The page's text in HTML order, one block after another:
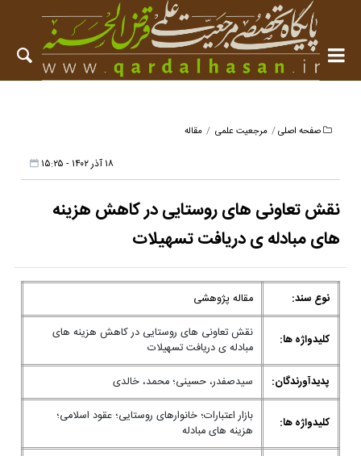
صفحه اصلی مرجعیت علمی مقاله
۱۸ آذر ۱۴۰۲ - ۱۵:۲۵
نقش تعاونی های روستایی در کاهش هزینه
های مبادله ی دریافت تسهیلات
نوع سند: مقاله پژوهشی
کلیدواژه ها:
نقش تعاونی های روستایی در کاهش هزینه های
مبادله ی دریافت تسهیلات
پدیدآورندگان:
سیدصفدر، حسینی؛ محمد، خالدی
کلیدواژه ها:
بازار اعتبارات؛ خانوارهای روستایی؛ عقود اسلامی؛
هزینه های مبادله